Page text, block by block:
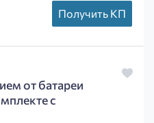
Получить КП
от батареи
с